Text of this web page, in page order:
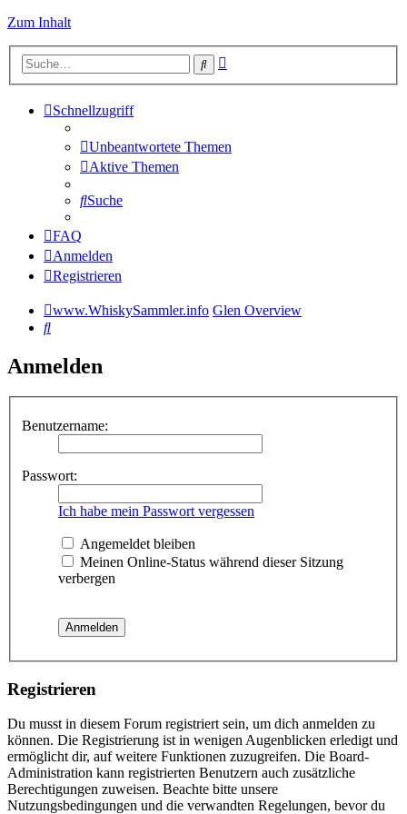
Zum Inhalt
Suche
Schnellzugriff
Unbeantwortete Themen
Aktive Themen
Suche
FAQ
Anmelden
Registrieren
www.WhiskySammler.info Glen Overview
Suche
Anmelden
Benutzername:
Passwort:
Ich habe mein Passwort vergessen
Angemeldet bleiben
Meinen Online-Status während dieser Sitzung
verbergen
Registrieren
Du musst in diesem Forum registriert sein, um dich anmelden zu
können. Die Registrierung ist in wenigen Augenblicken erledigt und
ermöglicht dir, auf weitere Funktionen zuzugreifen. Die Board-
Administration kann registrierten Benutzern auch zusätzliche
Berechtigungen zuweisen. Beachte bitte unsere
Nutzungsbedingungen und die verwandten Regelungen, bevor du